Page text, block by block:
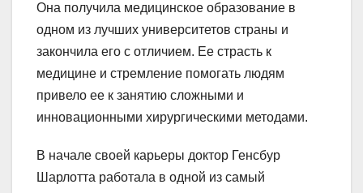
Она получила медицинское образование в
одном из лучших университетов страны и
закончила его с отличием. Ее страсть к
медицине и стремление помогать людям
привело ее к занятию сложными и
инновационными хирургическими методами.
В начале своей карьеры доктор Генсбур
Шарлотта работала в одной из самый